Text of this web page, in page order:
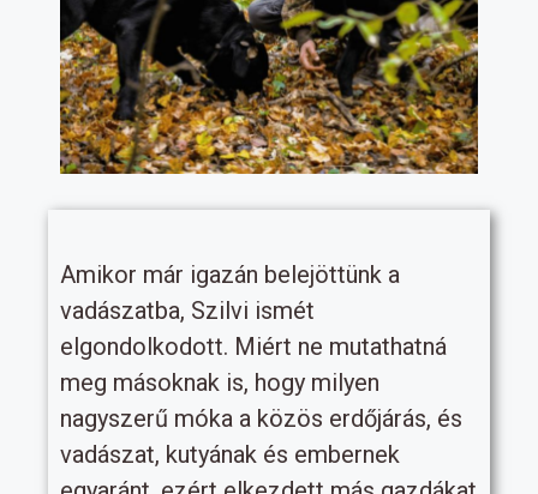
Amikor már igazán belejöttünk a
vadászatba, Szilvi ismét
elgondolkodott. Miért ne mutathatná
meg másoknak is, hogy milyen
nagyszerű móka a közös erdőjárás, és
vadászat, kutyának és embernek